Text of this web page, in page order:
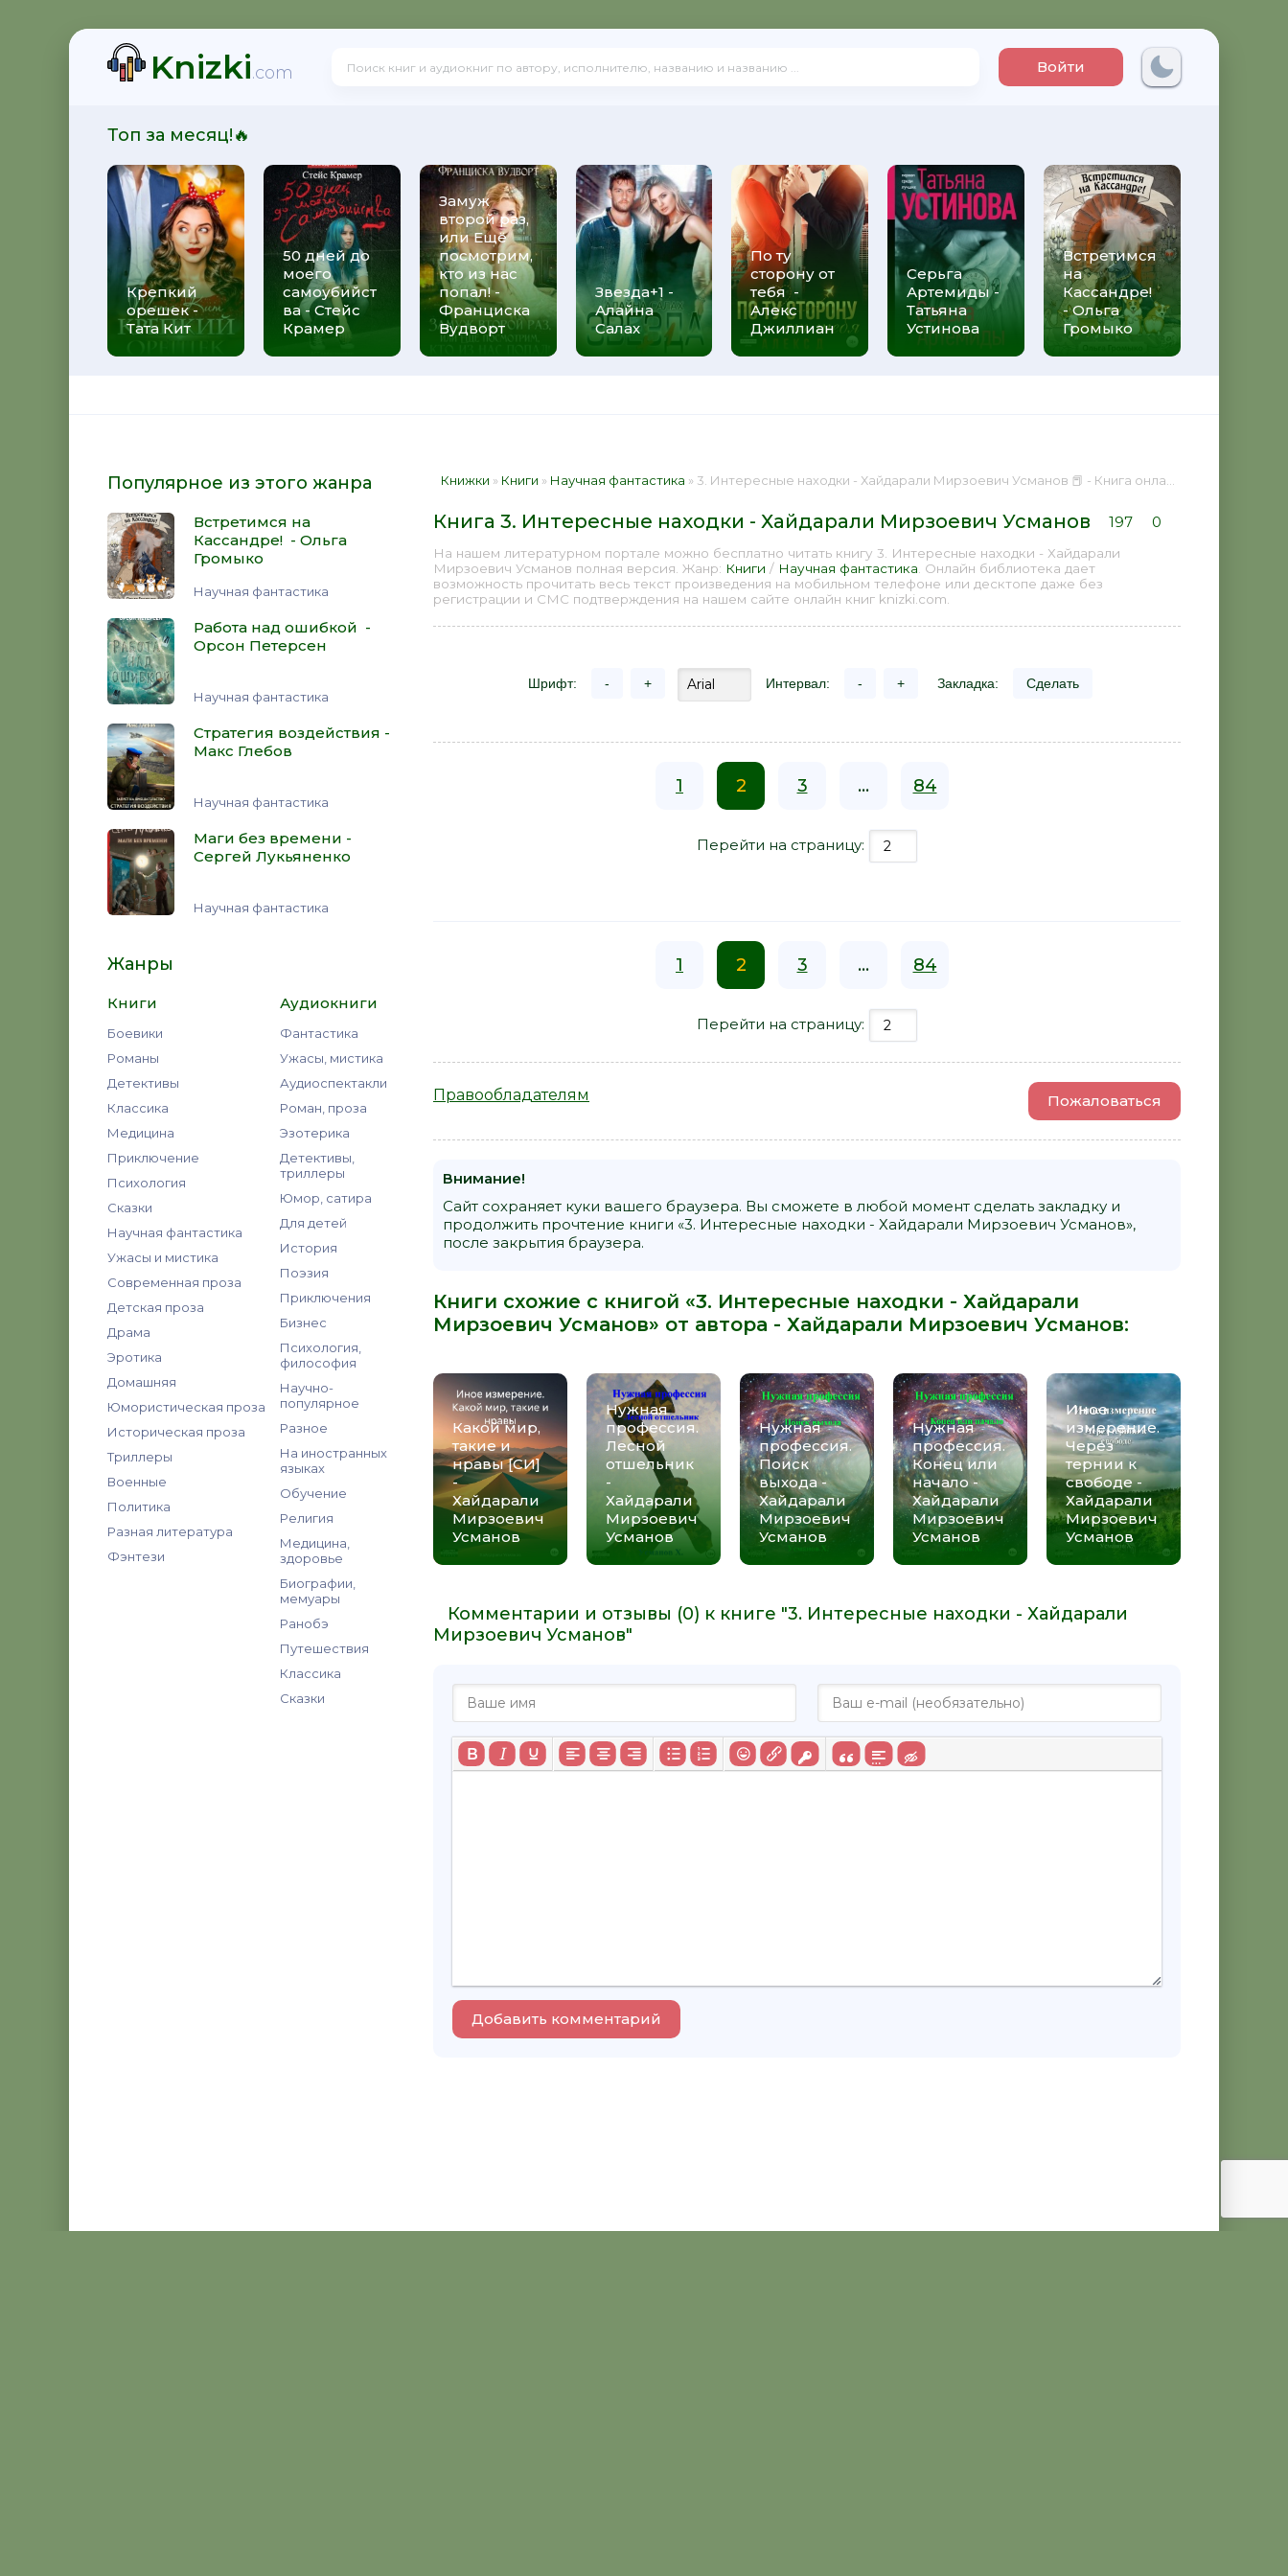
Knizki.com Войти
Топ за месяц!🔥
Крепкий
орешек -
Тата Кит
50 дней до
моего
самоубийст
ва - Стейс
Крамер
Замуж
второй раз,
или Ещё
посмотрим,
кто из нас
попал! -
Франциска
Вудворт
Звезда+1 -
Алайна
Салах
По ту
сторону от
тебя -
Алекс
Джиллиан
Серьга
Артемиды -
Татьяна
Устинова
Встретимся
на
Кассандре!
- Ольга
Громыко
Популярное из этого жанра
Встретимся на
Кассандре! - Ольга
Громыко
Научная фантастика
Работа над ошибкой -
Орсон Петерсен
Научная фантастика
Стратегия воздействия -
Макс Глебов
Научная фантастика
Маги без времени -
Сергей Лукьяненко
Научная фантастика
Жанры
Книги
Боевики
Романы
Детективы
Классика
Медицина
Приключение
Психология
Сказки
Научная фантастика
Ужасы и мистика
Современная проза
Детская проза
Драма
Эротика
Домашняя
Юмористическая проза
Историческая проза
Триллеры
Военные
Политика
Разная литература
Фэнтези
Аудиокниги
Фантастика
Ужасы, мистика
Аудиоспектакли
Роман, проза
Эзотерика
Детективы,
триллеры
Юмор, сатира
Для детей
История
Поэзия
Приключения
Бизнес
Психология,
философия
Научно-
популярное
Разное
На иностранных
языках
Обучение
Религия
Медицина,
здоровье
Биографии,
мемуары
Ранобэ
Путешествия
Классика
Сказки
Книжки » Книги » Научная фантастика » 3. Интересные находки - Хайдарали Мирзоевич Усманов 📕 - Книга онлайн бесплатно
Книга 3. Интересные находки - Хайдарали Мирзоевич Усманов 197 0
На нашем литературном портале можно бесплатно читать книгу 3. Интересные находки - Хайдарали
Мирзоевич Усманов полная версия. Жанр: Книги / Научная фантастика . Онлайн библиотека дает
возможность прочитать весь текст произведения на мобильном телефоне или десктопе даже без
регистрации и СМС подтверждения на нашем сайте онлайн книг knizki.com.
Шрифт: - + Интервал: - + Закладка: Сделать
1 2 3 ... 84
Перейти на страницу:
1 2 3 ... 84
Перейти на страницу:
Правообладателям Пожаловаться
Внимание!
Сайт сохраняет куки вашего браузера. Вы сможете в любой момент сделать закладку и
продолжить прочтение книги «3. Интересные находки - Хайдарали Мирзоевич Усманов»,
после закрытия браузера.
Книги схожие с книгой «3. Интересные находки - Хайдарали
Мирзоевич Усманов» от автора - Хайдарали Мирзоевич Усманов:
Какой мир,
такие и
нравы [СИ]
-
Хайдарали
Мирзоевич
Усманов
Нужная
профессия.
Лесной
отшельник
-
Хайдарали
Мирзоевич
Усманов
Нужная
профессия.
Поиск
выхода -
Хайдарали
Мирзоевич
Усманов
Нужная
профессия.
Конец или
начало -
Хайдарали
Мирзоевич
Усманов
Иное
измерение.
Через
тернии к
свободе -
Хайдарали
Мирзоевич
Усманов
Комментарии и отзывы (0) к книге "3. Интересные находки - Хайдарали
Мирзоевич Усманов"
Добавить комментарий
- Ольга Громыко
Петерсен